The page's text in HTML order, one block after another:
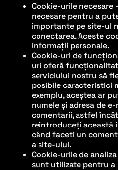
Cookie-urile
necesare pentru a
importante pe site-ul
conectarea. Aceste
informații personale.
Cookie-uri de
uri oferă
serviciului nostru să
posibile caracteristici
exemplu, aceștea ar
numele și adresa de
comentarii, astfel
reintroduceți această
când faceti un
a site-ului.
Cookie-urile de
sunt utilizate pentru a